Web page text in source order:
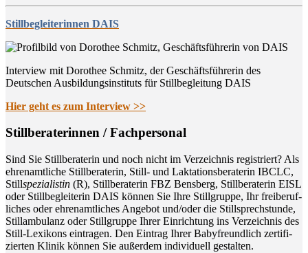
Stillbegleiterinnen DAIS
Interview mit Dorothee Schmitz, der Geschäftsführerin des
Deutschen Ausbildungsinstituts für Stillbegleitung DAIS
Hier geht es zum Interview >>
Still­be­ra­te­rin­nen / Fachpersonal
Sind Sie Still­be­ra­te­rin und noch nicht im Ver­zeich­nis regis­triert? Als
ehren­amt­li­che Still­be­ra­te­rin, Still- und Lak­ta­ti­ons­be­ra­te­rin IBCLC,
Stillspe­zia­lis­tin (R), Still­be­ra­te­rin FBZ Bens­berg, Still­be­ra­te­rin EISL
oder Still­be­glei­te­rin DAIS kön­nen Sie Ihre Still­grup­pe, Ihr frei­be­ruf­
li­ches oder ehren­amt­li­ches Ange­bot und/oder die Still­sprech­stun­de,
Still­am­bu­lanz oder Still­grup­pe Ihrer Ein­rich­tung ins Ver­zeich­nis des
Still-Lexi­kons ein­tra­gen. Den Ein­trag Ihrer Baby­freund­lich zer­ti­fi­
zier­ten Kli­nik kön­nen Sie außer­dem indi­vi­du­ell gestalten.